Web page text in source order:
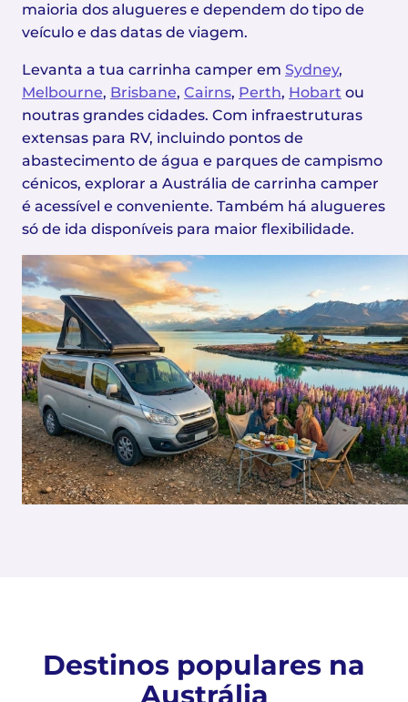
maioria dos alugueres e dependem do tipo de
veículo e das datas de viagem.
Levanta a tua carrinha camper em Sydney,
Melbourne, Brisbane, Cairns, Perth, Hobart ou
noutras grandes cidades. Com infraestruturas
extensas para RV, incluindo pontos de
abastecimento de água e parques de campismo
cénicos, explorar a Austrália de carrinha camper
é acessível e conveniente. Também há alugueres
só de ida disponíveis para maior flexibilidade.
Destinos populares na
Austrália